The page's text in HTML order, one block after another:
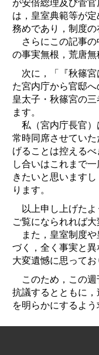
が安倍総理及び菅
は，皇室典範等が
務めであり，制度
さらにこの記事の
の事実無根，荒唐
次に，「『秋篠宮
た宮内庁から官邸
皇太子・秋篠宮の
ます。
私（宮内庁長官）
常時同席させてい
げることは控える
し合いはこれまで
きたいと思います
ります。
以上申し上げたよ
ご覧になられれば
また，皇室制度や
づく，全く事実と
大変遺憾に思ってお
このため，この週
抗議するとともに
を明らかにするよ